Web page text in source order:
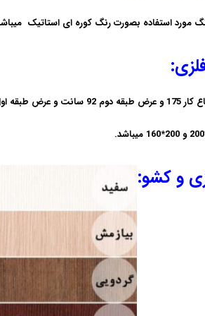
مورد استفاده بصورت رنگ کوره ای استاتیک
و کشو: